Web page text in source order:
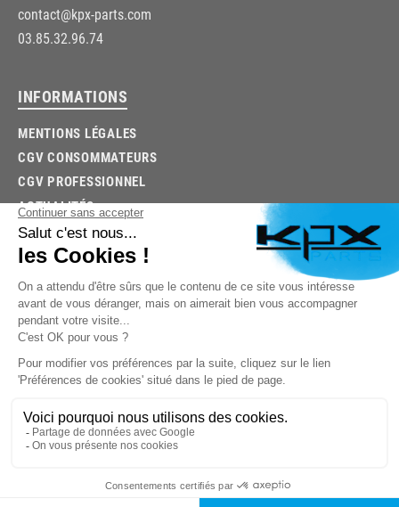
03.85.32.96.74
© 2026 -KPX PARTS- SITE CRÉÉ PARLET'S CLIC
contact@kpx-parts.com
03.85.32.96.74
INFORMATIONS
MENTIONS LÉGALES
CGV CONSOMMATEURS
CGV PROFESSIONNEL
ACTUALITÉS
TROUVEZ LA BONNE PIÈCE RAPIDEMENT